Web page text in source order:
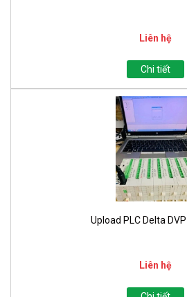
Liên hệ
Chi tiết
Upload PLC Delta
Liên hệ